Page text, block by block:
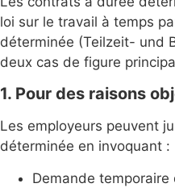
loi sur le travail à temps
déterminée (Teilzeit- und
deux cas de figure
1. Pour des raisons
Les employeurs peuvent
déterminée en invoquant :
Demande temporaire